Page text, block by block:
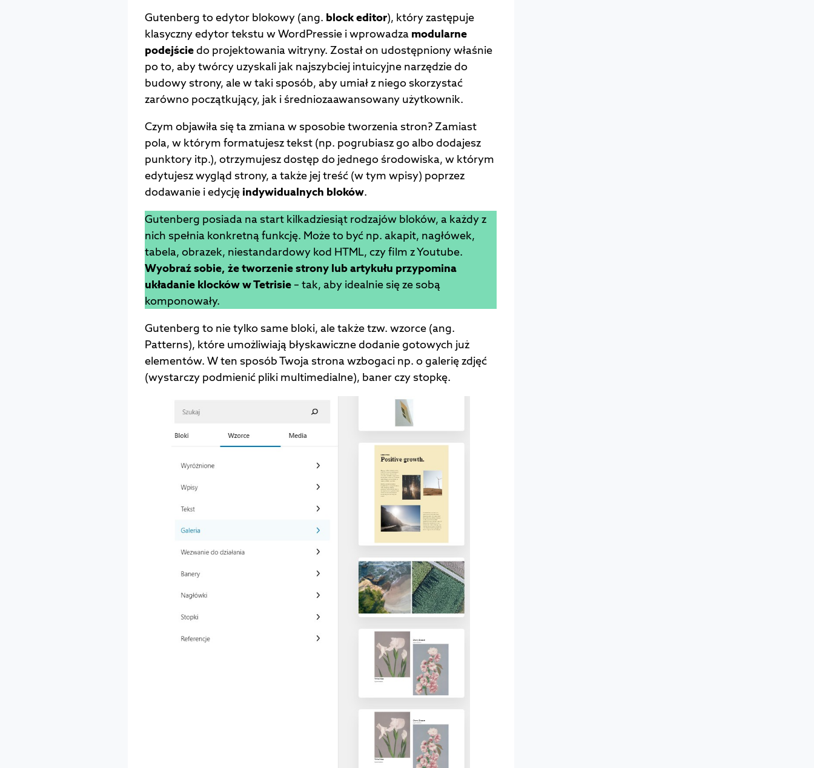
Gutenberg to edytor blokowy (ang. block editor), który zastępuje
klasyczny edytor tekstu w WordPressie i wprowadza modularne
podejściedo projektowania witryny. Został on udostępniony właśnie
po to, aby twórcy uzyskali jak najszybciej intuicyjne narzędzie do
budowy strony, ale w taki sposób, aby umiał z niego skorzystać
zarówno początkujący, jak i średniozaawansowany użytkownik.
Czym objawiła się ta zmiana w sposobie tworzenia stron? Zamiast
pola, w którym formatujesz tekst (np. pogrubiasz go albo dodajesz
punktory itp.), otrzymujesz dostęp do jednego środowiska, w którym
edytujesz wygląd strony, a także jej treść (w tym wpisy) poprzez
dodawanie i edycję indywidualnych bloków.
Gutenberg posiada na start kilkadziesiąt rodzajów bloków, a każdy z
nich spełnia konkretną funkcję. Może to być np. akapit, nagłówek,
tabela, obrazek, niestandardowy kod HTML, czy film z Youtube.
Wyobraź sobie, że tworzenie strony lub artykułu przypomina
układanie klocków w Tetrisie – tak, aby idealnie się ze sobą
komponowały.
Gutenberg to nie tylko same bloki, ale także tzw. wzorce (ang.
Patterns), które umożliwiają błyskawiczne dodanie gotowych już
elementów. W ten sposób Twoja strona wzbogaci np. o galerię zdjęć
(wystarczy podmienić pliki multimedialne), baner czy stopkę.